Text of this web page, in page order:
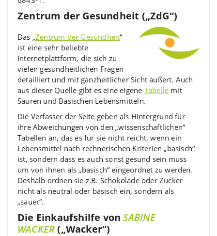
Zentrum der Gesundheit („ZdG“)
Das „Zentrum der Gesundheit“
ist eine sehr beliebte
Internetplattform, die sich zu
vielen gesundheitlichen Fragen
detailliert und mit ganzheitlicher Sicht äußert. Auch
aus dieser Quelle gibt es eine eigene Tabelle mit
Sauren und Basischen Lebensmitteln.
Die Verfasser der Seite geben als Hintergrund für
ihre Abweichungen von den „wissenschaftlichen“
Tabellen an, das es für sie nicht reicht, wenn ein
Lebensmittel nach rechnerischen Kriterien „basisch“
ist, sondern dass es auch sonst gesund sein muss
um von ihnen als „basisch“ eingeordnet zu werden.
Deshalb ordnen sie z.B. Schokolade oder Zucker
nicht als neutral oder basisch ein, sondern als
„sauer“.
Die Einkaufshilfe vonSABINE
WACKER(„Wacker“)